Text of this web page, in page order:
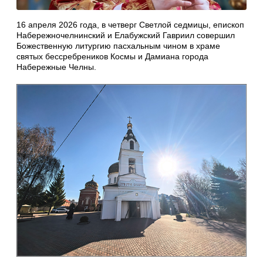
16 апреля 2026 года, в четверг Светлой седмицы, епископ
Набережночелнинский и Елабужский Гавриил совершил
Божественную литургию пасхальным чином в храме
святых бессребреников Космы и Дамиана города
Набережные Челны.